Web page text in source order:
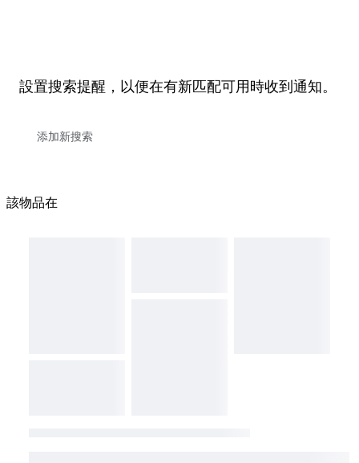
設置搜索提醒，以便在有新匹配可用時收到通知。
該物品在